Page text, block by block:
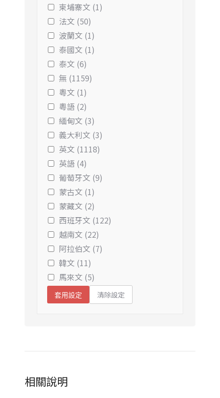
柬埔寨文 (1)
法文 (50)
波蘭文 (1)
泰國文 (1)
泰文 (6)
無 (1159)
粵文 (1)
粵語 (2)
緬甸文 (3)
義大利文 (3)
英文 (1118)
英語 (4)
葡萄牙文 (9)
蒙古文 (1)
蒙藏文 (2)
西班牙文 (122)
越南文 (22)
阿拉伯文 (7)
韓文 (11)
馬來文 (5)
套用設定 清除設定
相關說明